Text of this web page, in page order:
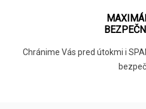
Chránime Vás pred útokmi i